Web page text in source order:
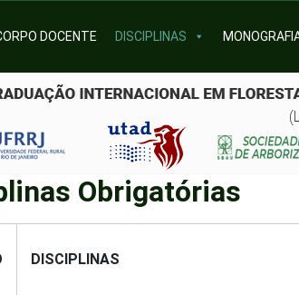
DOCENTE DISCIPLINAS
Obrigatórias
DISCIPLINAS